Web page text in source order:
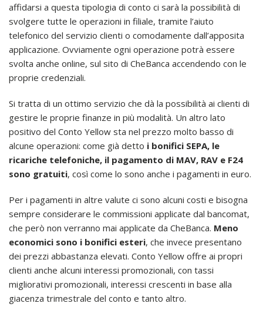
affidarsi a questa tipologia di conto ci sarà la possibilità di
svolgere tutte le operazioni in filiale, tramite l’aiuto
telefonico del servizio clienti o comodamente dall’apposita
applicazione. Ovviamente ogni operazione potrà essere
svolta anche online, sul sito di CheBanca accendendo con le
proprie credenziali.
Si tratta di un ottimo servizio che dà la possibilità ai clienti di
gestire le proprie finanze in più modalità. Un altro lato
positivo del Conto Yellow sta nel prezzo molto basso di
alcune operazioni: come già detto i bonifici SEPA, le
ricariche telefoniche, il pagamento di MAV, RAV e F24
sono gratuiti, così come lo sono anche i pagamenti in euro.
Per i pagamenti in altre valute ci sono alcuni costi e bisogna
sempre considerare le commissioni applicate dal bancomat,
che però non verranno mai applicate da CheBanca. Meno
economici sono i bonifici esteri, che invece presentano
dei prezzi abbastanza elevati. Conto Yellow offre ai propri
clienti anche alcuni interessi promozionali, con tassi
migliorativi promozionali, interessi crescenti in base alla
giacenza trimestrale del conto e tanto altro.